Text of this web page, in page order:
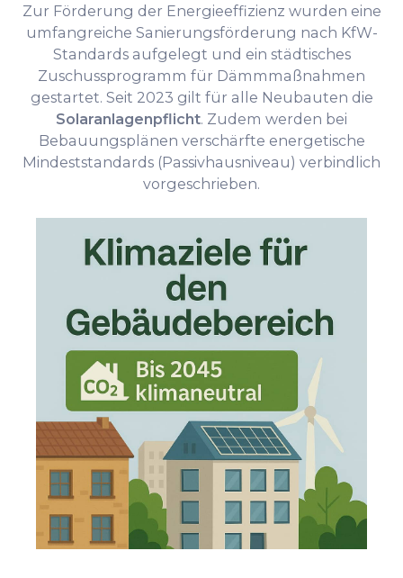
Zur Förderung der Energieeffizienz wurden eine
umfangreiche Sanierungsförderung nach KfW-
Standards aufgelegt und ein städtisches
Zuschussprogramm für Dämmmaßnahmen
gestartet. Seit 2023 gilt für alle Neubauten die
Solaranlagenpflicht. Zudem werden bei
Bebauungsplänen verschärfte energetische
Mindeststandards (Passivhausniveau) verbindlich
vorgeschrieben.